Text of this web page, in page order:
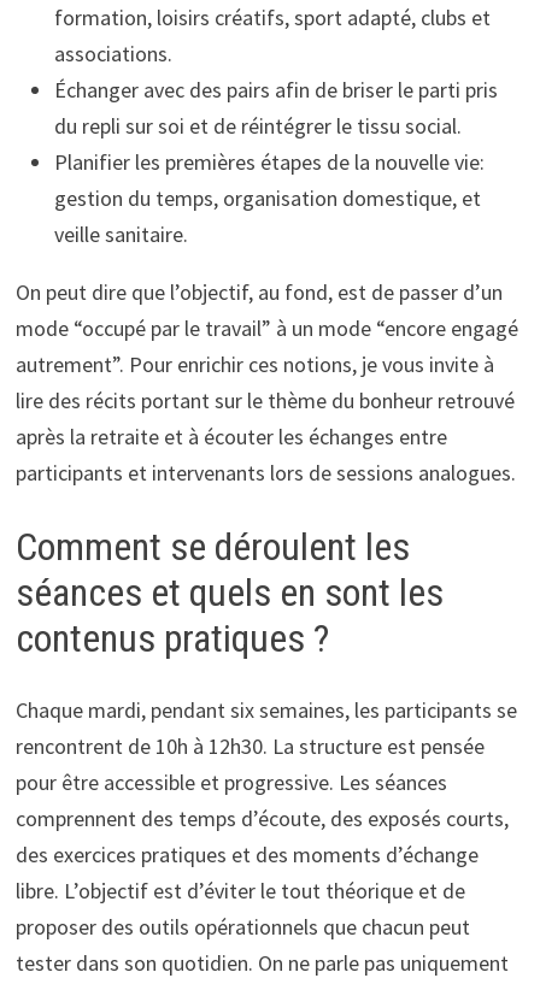
formation, loisirs créatifs, sport adapté, clubs et
associations.
Échanger avec des pairs afin de briser le parti pris
du repli sur soi et de réintégrer le tissu social.
Planifier les premières étapes de la nouvelle vie:
gestion du temps, organisation domestique, et
veille sanitaire.
On peut dire que l’objectif, au fond, est de passer d’un
mode “occupé par le travail” à un mode “encore engagé
autrement”. Pour enrichir ces notions, je vous invite à
lire des récits portant sur le thème du bonheur retrouvé
après la retraite et à écouter les échanges entre
participants et intervenants lors de sessions analogues.
Comment se déroulent les
séances et quels en sont les
contenus pratiques ?
Chaque mardi, pendant six semaines, les participants se
rencontrent de 10h à 12h30. La structure est pensée
pour être accessible et progressive. Les séances
comprennent des temps d’écoute, des exposés courts,
des exercices pratiques et des moments d’échange
libre. L’objectif est d’éviter le tout théorique et de
proposer des outils opérationnels que chacun peut
tester dans son quotidien. On ne parle pas uniquement